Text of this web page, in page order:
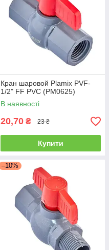
Кран шаровой Plamix PVF-
1/2" FF PVC (PM0625)
В наявності
20,70 ₴ 23 ₴
Купити
–10%